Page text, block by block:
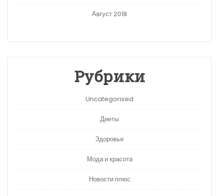
Август 2018
Рубрики
Uncategorised
Диеты
Здоровье
Мода и красота
Новости плюс